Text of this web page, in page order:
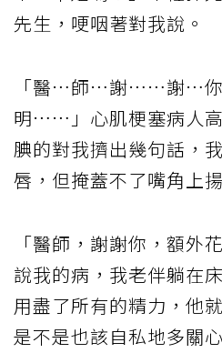
先生，哽咽著對我說。
「醫…師…謝……謝…
明……」心肌梗塞病人
腆的對我擠出幾句話，
唇，但掩蓋不了嘴角上
「醫師，謝謝你，額外
說我的病，我老伴躺在
用盡了所有的精力，他
是不是也該自私地多關